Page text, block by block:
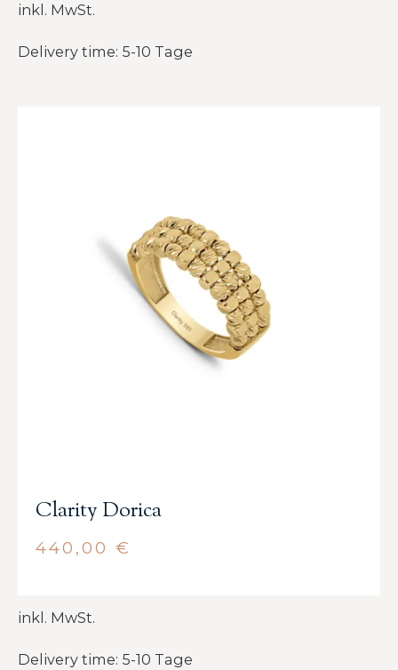
inkl. MwSt.
Delivery time: 5-10 Tage
Clarity Dorica
440,00 €
inkl. MwSt.
Delivery time: 5-10 Tage